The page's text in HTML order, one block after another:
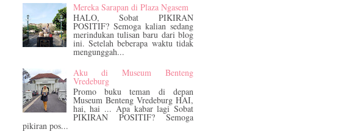
Mereka Sarapan di Plaza Ngasem
HALO, Sobat PIKIRAN
POSITIF? Semoga kalian sedang
merindukan tulisan baru dari blog
ini. Setelah beberapa waktu tidak
mengunggah...
Aku di Museum Benteng
Vredeburg
Promo buku teman di depan
Museum Benteng Vredeburg HAI,
hai, hai ... Apa kabar lagi Sobat
PIKIRAN POSITIF? Semoga
pikiran pos...